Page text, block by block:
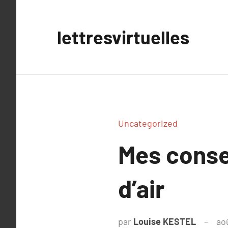
lettresvirtuelles
Uncategorized
Mes
d’air
par Louise KESTEL